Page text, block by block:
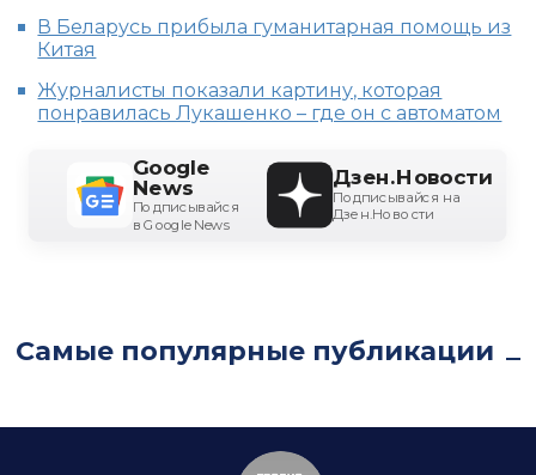
В Беларусь прибыла гуманитарная помощь из
Китая
Журналисты показали картину, которая
понравилась Лукашенко – где он с автоматом
Google
News
Подписывайся
в Google News
Дзен.Новости
Подписывайся на
Дзен.Новости
Самые популярные публикации